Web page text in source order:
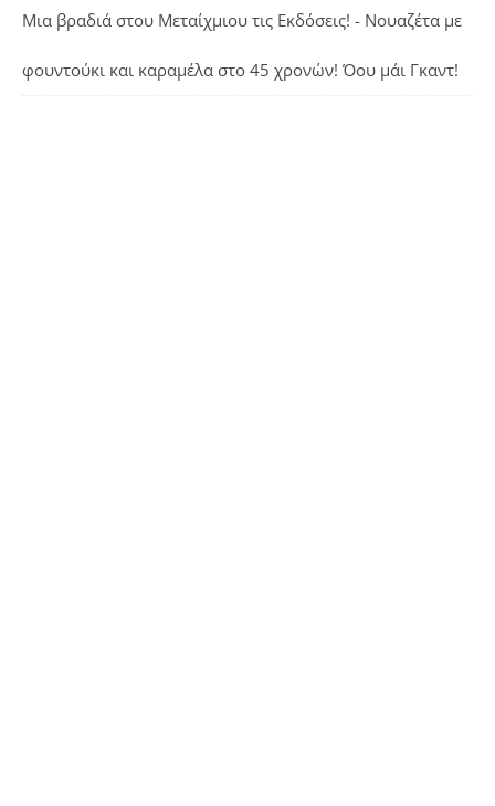
Μια βραδιά στου Μεταίχμιου τις Εκδόσεις! - Νουαζέτα με
φουντούκι και καραμέλα στο 45 χρονών! Όου μάι Γκαντ!